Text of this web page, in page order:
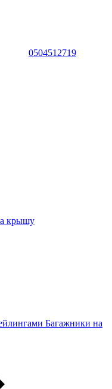
0504512719
крышу
Багажники на